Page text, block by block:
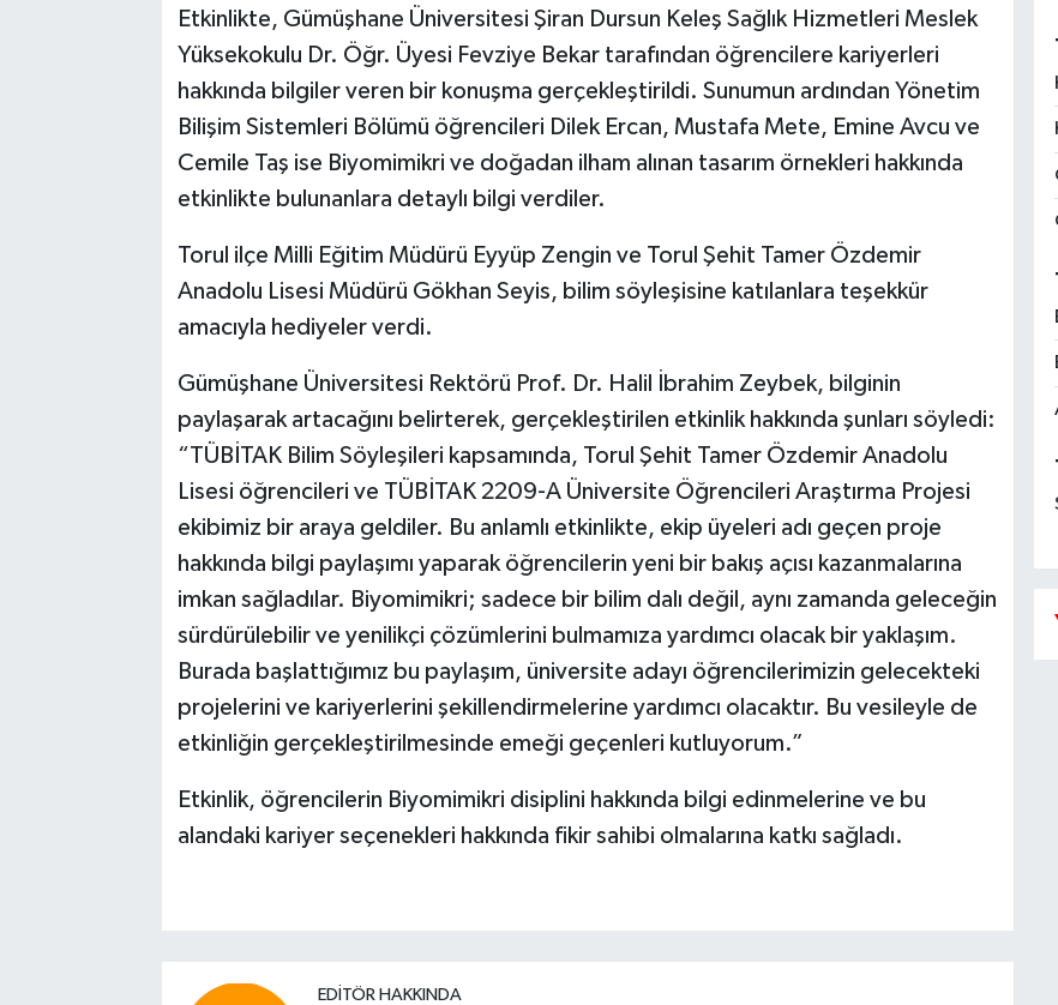
Etkinlikte, Gümüşhane Üniversitesi Şiran Dursun Keleş Sağlık Hizmetleri Meslek
Yüksekokulu Dr. Öğr. Üyesi Fevziye Bekar tarafından öğrencilere kariyerleri
hakkında bilgiler veren bir konuşma gerçekleştirildi. Sunumun ardından Yönetim
Bilişim Sistemleri Bölümü öğrencileri Dilek Ercan, Mustafa Mete, Emine Avcu ve
Cemile Taş ise Biyomimikri ve doğadan ilham alınan tasarım örnekleri hakkında
etkinlikte bulunanlara detaylı bilgi verdiler.
Torul ilçe Milli Eğitim Müdürü Eyyüp Zengin ve Torul Şehit Tamer Özdemir
Anadolu Lisesi Müdürü Gökhan Seyis, bilim söyleşisine katılanlara teşekkür
amacıyla hediyeler verdi.
Gümüşhane Üniversitesi Rektörü Prof. Dr. Halil İbrahim Zeybek, bilginin
paylaşarak artacağını belirterek, gerçekleştirilen etkinlik hakkında şunları söyledi:
“TÜBİTAK Bilim Söyleşileri kapsamında, Torul Şehit Tamer Özdemir Anadolu
Lisesi öğrencileri ve TÜBİTAK 2209-A Üniversite Öğrencileri Araştırma Projesi
ekibimiz bir araya geldiler. Bu anlamlı etkinlikte, ekip üyeleri adı geçen proje
hakkında bilgi paylaşımı yaparak öğrencilerin yeni bir bakış açısı kazanmalarına
imkan sağladılar. Biyomimikri; sadece bir bilim dalı değil, aynı zamanda geleceğin
sürdürülebilir ve yenilikçi çözümlerini bulmamıza yardımcı olacak bir yaklaşım.
Burada başlattığımız bu paylaşım, üniversite adayı öğrencilerimizin gelecekteki
projelerini ve kariyerlerini şekillendirmelerine yardımcı olacaktır. Bu vesileyle de
etkinliğin gerçekleştirilmesinde emeği geçenleri kutluyorum.”
Etkinlik, öğrencilerin Biyomimikri disiplini hakkında bilgi edinmelerine ve bu
alandaki kariyer seçenekleri hakkında fikir sahibi olmalarına katkı sağladı.
EDITÖR HAKKINDA